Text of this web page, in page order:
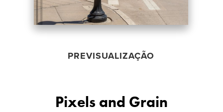
PREVISUALIZAÇÃO
Pixels and Grain